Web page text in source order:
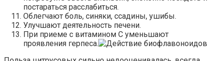
постараться расслабиться.
Облегчают боль, синяки, ссадины, ушибы.
Улучшают деятельность печени.
При приеме с витамином С уменьшают
проявления герпеса.